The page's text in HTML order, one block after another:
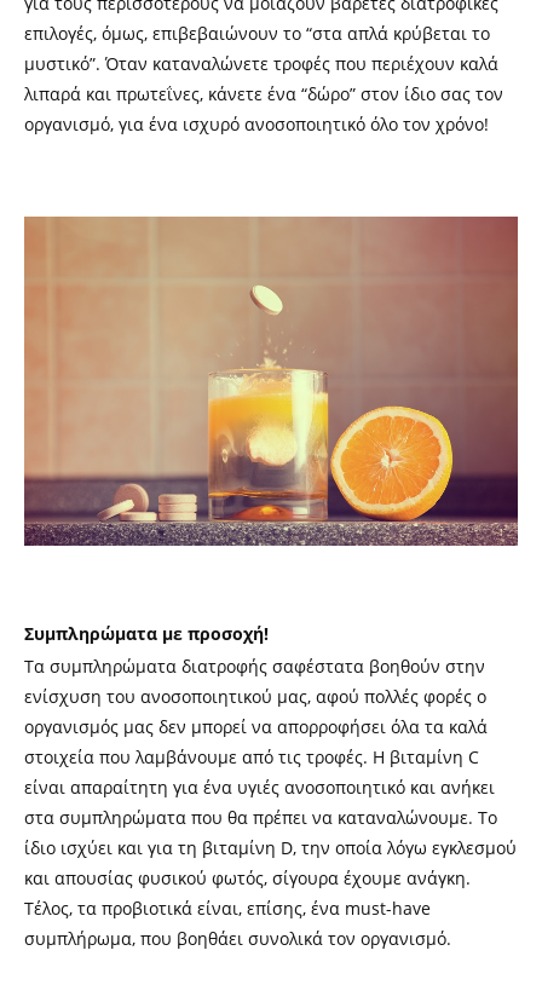
επιλογές, όμως, επιβεβαιώνουν το “στα απλά κρύβεται το
μυστικό”. Όταν καταναλώνετε τροφές που περιέχουν καλά
λιπαρά και πρωτεΐνες, κάνετε ένα “δώρο” στον ίδιο σας τον
οργανισμό, για ένα ισχυρό ανοσοποιητικό όλο τον χρόνο!
Συμπληρώματα με προσοχή!
Τα συμπληρώματα διατροφής σαφέστατα βοηθούν στην
ενίσχυση του ανοσοποιητικού μας, αφού πολλές φορές ο
οργανισμός μας δεν μπορεί να απορροφήσει όλα τα καλά
στοιχεία που λαμβάνουμε από τις τροφές. Η βιταμίνη C
είναι απαραίτητη για ένα υγιές ανοσοποιητικό και ανήκει
στα συμπληρώματα που θα πρέπει να καταναλώνουμε. Το
ίδιο ισχύει και για τη βιταμίνη D, την οποία λόγω εγκλεσμού
και απουσίας φυσικού φωτός, σίγουρα έχουμε ανάγκη.
Τέλος, τα προβιοτικά είναι, επίσης, ένα must-have
συμπλήρωμα, που βοηθάει συνολικά τον οργανισμό.